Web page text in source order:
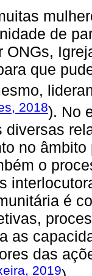
de
ONGs,
que
2018). No
diversas
no
o
é
as
das
2019